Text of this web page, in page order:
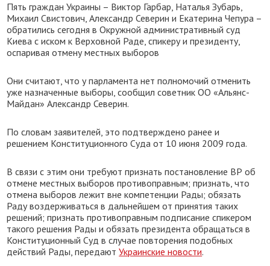
Пять граждан Украины – Виктор Гарбар, Наталья Зубарь,
Михаил Свистович, Александр Северин и Екатерина Чепура –
обратились сегодня в Окружной административный суд
Киева с иском к Верховной Раде, спикеру и президенту,
оспаривая отмену местных выборов
Они считают, что у парламента нет полномочий отменить
уже назначенные выборы, сообщил советник ОО «Альянс-
Майдан» Александр Северин.
По словам заявителей, это подтверждено ранее и
решением Конституционного Суда от 10 июня 2009 года.
В связи с этим они требуют признать постановление ВР об
отмене местных выборов противоправным; признать, что
отмена выборов лежит вне компетенции Рады; обязать
Раду воздерживаться в дальнейшем от принятия таких
решений; признать противоправным подписание спикером
такого решения Рады и обязать президента обращаться в
Конституционный Суд в случае повторения подобных
действий Рады, передаютУкраинские новости.